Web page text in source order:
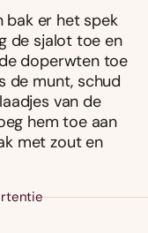
bak er het spek
de sjalot toe en
doperwten toe
de munt, schud
van de
hem toe aan
met zout en